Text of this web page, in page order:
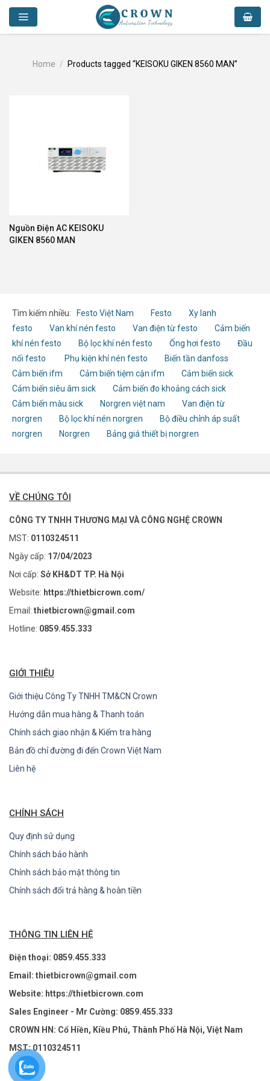
Skip
content
Home / Products tagged “KEISOKU GIKEN 8560 MAN”
Nguồn Điện AC KEISOKU
GIKEN 8560 MAN
Tìm kiếm nhiều: Festo Việt Nam Festo
Xy lanh
festo
Van khí nén festo Van điện từ festo
Cảm biến
khí nén festo
Bộ lọc khí nén festo Ống hơi festo
Đầu
nối festo
Phụ kiện khí nén festo
Biến tần danfoss
Cảm biến ifm
Cảm biến tiệm cận ifm
Cảm biến sick
Cảm biến siêu âm sick
Cảm biến đo khoảng cách sick
Cảm biến màu sick
Norgren việt nam
Van điện từ
norgren
Bộ lọc khí nén norgren
Bộ điều chỉnh áp suất
norgren
Norgren Bảng giá thiết bị norgren
VỀ CHÚNG TÔI
CÔNG TY TNHH THƯƠNG MẠI VÀ CÔNG NGHỆ CROWN
MST: 0110324511
Ngày cấp: 17/04/2023
Nơi cấp: Sở KH&DT TP. Hà Nội
Website: https://thietbicrown.com/
Email: thietbicrown@gmail.com
Hotline: 0859.455.333
GIỚI THIỆU
Giới thiệu Công Ty TNHH TM&CN Crown
Hướng dẫn mua hàng & Thanh toán
Chính sách giao nhận & Kiểm tra hàng
Bản đồ chỉ đường đi đến Crown Việt Nam
Liên hệ
CHÍNH SÁCH
Quy định sử dụng
Chính sách bảo hành
Chính sách bảo mật thông tin
Chính sách đổi trả hàng & hoàn tiền
THÔNG TIN LIÊN HỆ
Điện thoại: 0859.455.333
Email: thietbicrown@gmail.com
Website: https://thietbicrown.com
Sales Engineer - Mr Cường: 0859.455.333
CROWN HN: Cổ Hiền, Kiều Phú, Thành Phố Hà Nội, Việt Nam
MST: 0110324511